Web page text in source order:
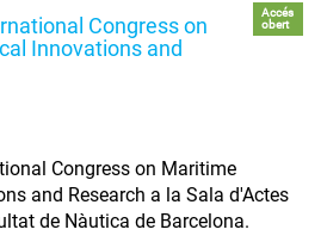
Congress on
Innovations and
Accés
obert
Congress on Maritime
and Research a la Sala d'Actes
de Nàutica de Barcelona.